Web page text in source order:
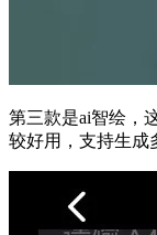
第三款是ai智绘，
较好用，支持生成